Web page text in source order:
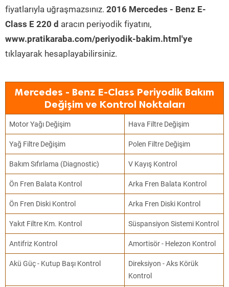
fiyatlarıyla uğraşmazsınız. 2016 Mercedes - Benz E-
Class E 220 d aracın periyodik fiyatını,
www.pratikaraba.com/periyodik-bakim.html'ye
tıklayarak hesaplayabilirsiniz.
Mercedes - Benz E-Class Periyodik Bakım
Değişim ve Kontrol Noktaları
Motor Yağı Değişim Hava Filtre Değişim
Yağ Filtre Değişim Polen Filtre Değişim
Bakım Sıfırlama (Diagnostic) V Kayış Kontrol
Ön Fren Balata Kontrol Arka Fren Balata Kontrol
Ön Fren Diski Kontrol Arka Fren Diski Kontrol
Yakıt Filtre Km. Kontrol Süspansiyon Sistemi Kontrol
Antifriz Kontrol Amortisör - Helezon Kontrol
Akü Güç - Kutup Başı Kontrol
Direksiyon - Aks Körük
Kontrol